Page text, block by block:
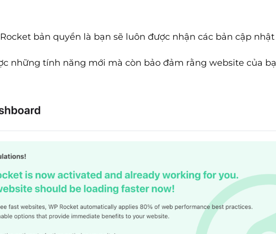
bản quyền là bạn sẽ luôn được nhận các bản cập
những tính năng mới mà còn bảo đảm rằng website của